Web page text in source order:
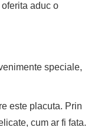
aduc o
speciale,
este placuta. Prin
cum ar fi fata.